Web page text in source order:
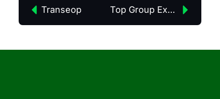
Transeop Top Group Express